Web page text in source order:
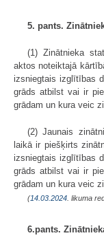
5. pants.
(1) Zinātnieka
aktos noteiktajā
izsniegtais izglītības
grāds atbilst vai ir
grādam un kura veic
(2) Jaunais
laikā ir piešķirts
izsniegtais izglītības
grāds atbilst vai ir
grādam un kura veic
(14.03.2024. likuma
6.pants.